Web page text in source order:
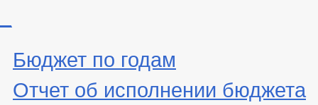
Бюджет по годам
Отчет об исполнении бюджета